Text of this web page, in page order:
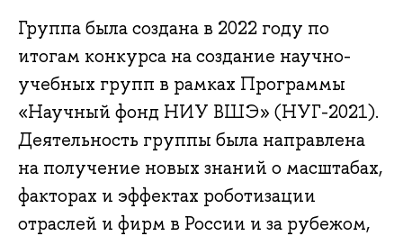
Группа была создана в 2022 году по
итогам конкурса на создание научно-
учебных групп в рамках Программы
«Научный фонд НИУ ВШЭ» (НУГ-2021).
Деятельность группы была направлена
на получение новых знаний о масштабах,
факторах и эффектах роботизации
отраслей и фирм в России и за рубежом,